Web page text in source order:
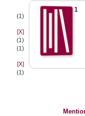
(1)
[X]
(1)
(1)
[X]
(1)
1